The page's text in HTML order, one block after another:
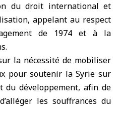
du droit international et
appelant au respect
de 1974 et à la
la nécessité de mobiliser
pour soutenir la Syrie sur
développement, afin de
les souffrances du